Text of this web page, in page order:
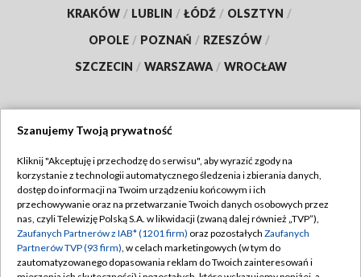
KRAKÓW / LUBLIN / ŁÓDŹ / OLSZTYN /
OPOLE / POZNAŃ / RZESZÓW /
SZCZECIN / WARSZAWA / WROCŁAW
TVP
Abonament TVP
Emisja w TVP
Centrum informacji TVP
Regulamin TVP
Polityka prywatności
Moje zgody
Szanujemy Twoją prywatność
Kliknij "Akceptuję i przechodzę do serwisu", aby wyrazić zgody na
korzystanie z technologii automatycznego śledzenia i zbierania danych,
dostęp do informacji na Twoim urządzeniu końcowym i ich
przechowywanie oraz na przetwarzanie Twoich danych osobowych przez
nas, czyli Telewizję Polską S.A. w likwidacji (zwaną dalej również „TVP”),
Zaufanych Partnerów z IAB* (1201 firm) oraz pozostałych Zaufanych
Partnerów TVP (93 firm), w celach marketingowych (w tym do
zautomatyzowanego dopasowania reklam do Twoich zainteresowań i